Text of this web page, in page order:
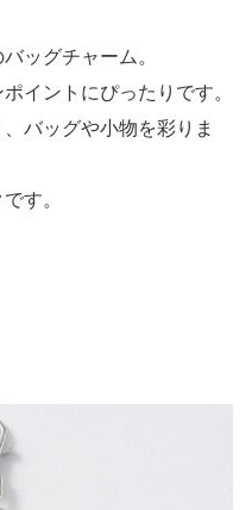
ッグチャーム。
イントにぴったりです。
バッグや小物を彩りま
す。